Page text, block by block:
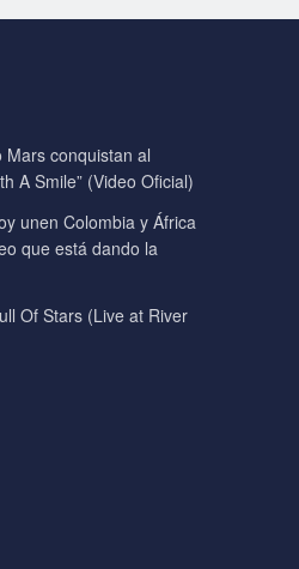
Mars conquistan al
A Smile” (Video Oficial)
unen Colombia y África
que está dando la
Of Stars (Live at River